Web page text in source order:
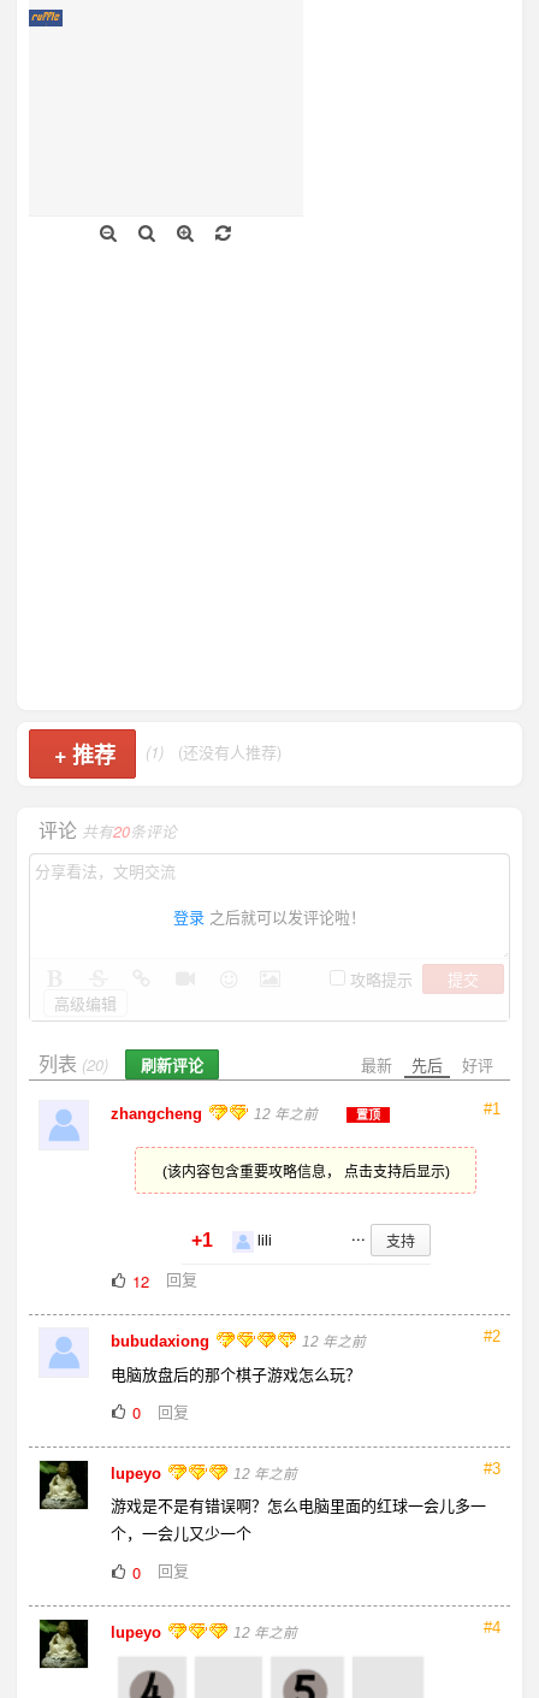
+推荐 (1) (还没有人推荐)
评论 共有20条评论
登录 之后就可以发评论啦！
攻略提示
提交
高级编辑
最新 先后 好评
列表 (20) 刷新评论
#1
zhangcheng 12 年之前 置顶
(该内容包含重要攻略信息， 点击支持后显示)
+1 lili ... 支持
12 回复
#2
bubudaxiong 12 年之前
电脑放盘后的那个棋子游戏怎么玩？
0
回复
#3
lupeyo 12 年之前
游戏是不是有错误啊？怎么电脑里面的红球一会儿多一
个，一会儿又少一个
0
回复
#4
lupeyo 12 年之前